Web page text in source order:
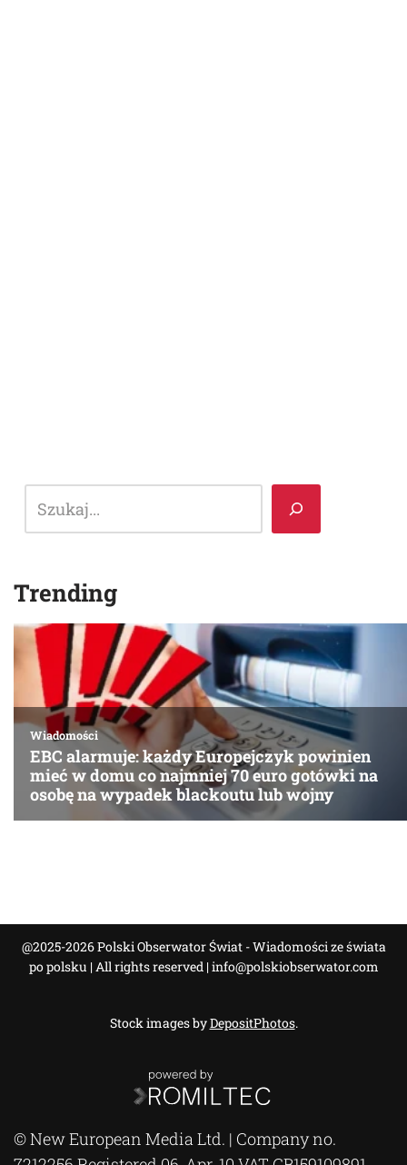
Trending
@2025-2026 Polski Obserwator Świat - Wiadomości ze świata
po polsku | All rights reserved | info@polskiobserwator.com
Stock images byDepositPhotos.
© New European Media Ltd. | Company no.